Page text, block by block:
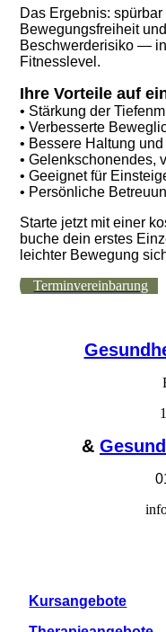
Das Ergebnis:
Bewegungsfreiheit
Beschwerderisiko —
Fitnesslevel.
Ihre Vorteile auf
• Stärkung der
• Verbesserte
• Bessere Haltung
• Gelenkschonendes,
• Geeignet für
• Persönliche
Starte jetzt mit einer
buche dein erstes
leichter Bewegung
Terminvereinbarung
&
Kursangebote